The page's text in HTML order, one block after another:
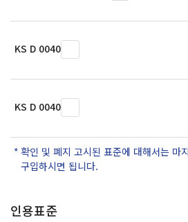
KS D 0040
KS D 0040
확인 및 폐지 고시된 표준에 대해서는 마
구입하시면 됩니다.
인용표준